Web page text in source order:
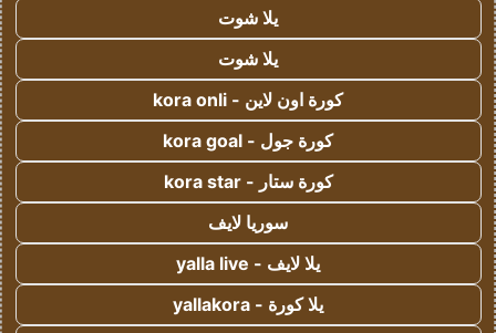
يلا شوت
يلا شوت
كورة اون لاين - kora onli
كورة جول - kora goal
كورة ستار - kora star
سوريا لايف
يلا لايف - yalla live
يلا كورة - yallakora